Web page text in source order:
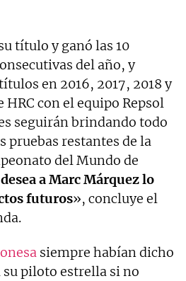
título y ganó las 10
del año, y
en 2016, 2017, 2018 y
con el equipo Repsol
seguirán brindando todo
pruebas restantes de la
del Mundo de
a Marc Márquez lo
futuros», concluye el
siempre habían dicho
piloto estrella si no